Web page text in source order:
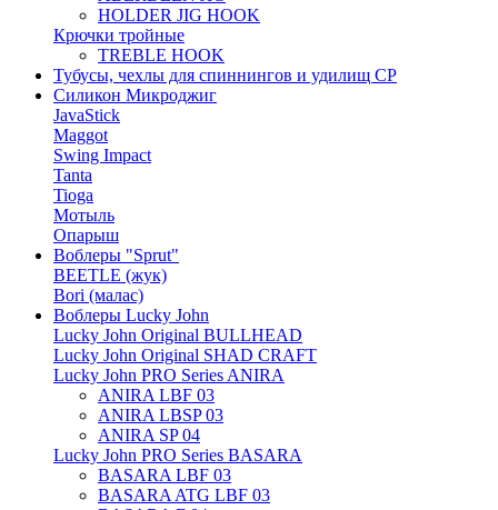
HOLDER JIG HOOK
Крючки тройные
TREBLE HOOK
Тубусы, чехлы для спиннингов и удилищ СР
Силикон Микроджиг
JavaStick
Maggot
Swing Impact
Tanta
Tioga
Мотыль
Опарыш
Воблеры "Sprut"
BEETLE (жук)
Bori (малас)
Воблеры Lucky John
Lucky John Original BULLHEAD
Lucky John Original SHAD CRAFT
Lucky John PRO Series ANIRA
ANIRA LBF 03
ANIRA LBSP 03
ANIRA SP 04
Lucky John PRO Series BASARA
BASARA LBF 03
BASARA ATG LBF 03